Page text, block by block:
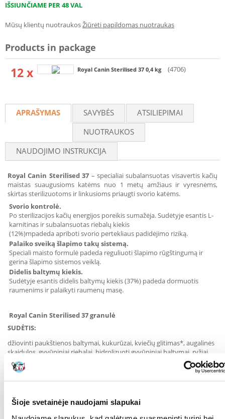
Šioje svetainėje naudojami slapukai
IŠSIUNČIAME PER 48 VAL
Mūsų klientų nuotraukosŽiūrėti papildomas nuotraukas
Products in package
12 x Royal Canin Sterilised 37 0,4 kg (4706)
APRAŠYMAS SAVYBĖS
ATSILIEPIMAI
NUOTRAUKOS
NAUDOJIMO INSTRUKCIJA
Royal Canin Sterilised 37 – specialiai subalansuotas visavertis kačių
maistas suaugusioms katėms nuo 1 metų amžiaus ir vyresnėms,
skirtas sterilizuotoms ir linkusioms priaugti svorio katėms.
Svorio kontrolė.
Po sterilizacijos kačių energijos poreikissumažėja. Sudėtyje esantis L-
karnitinas ir subalansuotas riebalų kiekis
(12%)mpadedaapribotisvorio pertekliaus padidėjimo riziką.
Palaiko sveiką šlapimo takų sistemą.
Speciali maisto formulė padeda reguliuoti šlapimo rūgštingumą ir
gerina šlapimo sistemos veiklą.
Didelis baltymų kiekis.
Sudėtyje esantis didelis baltymų kiekis (37%) padeda dormuotis
raumenims ir palaikyti raumenų masę.
Royal Canin Sterilised 37granulė
SUDĖTIS:
džiovinti paukštienos baltymai, kukurūzai, kviečių glitimas*, augalinės
skaidulos, gyvūniniai riebalai, hidrolizuoti gyvūniniai baltymai, ryžiai,
kviečiai, runkelių minkštimas, kukurūzų glitimas, mielių produktai,
mineralai, žuvų taukai, fruktooligosacharidai, sojų aliejus.
Vitaminas A: 19000 UI, vitaminas D3: 1000 UI, geležis (3b103): 31 mg,